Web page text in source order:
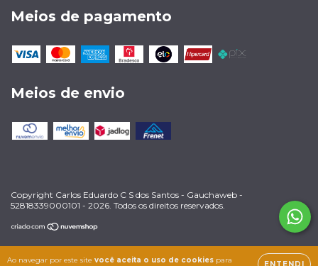
Ao navegar por este site você aceita o uso de cookies para
Meios de pagamento
Meios de envio
Copyright Carlos Eduardo C S dos Santos - Gauchaweb -
52818339000101 - 2026. Todos os direitos reservados.